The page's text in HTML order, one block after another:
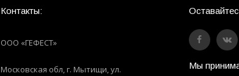
Контакты:
ООО «ГЕФЕСТ»
Московская обл, г. Мытищи,ул.
Мы